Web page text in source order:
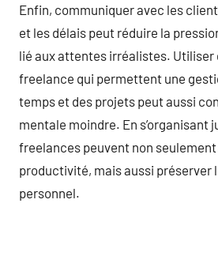
Enfin, communiquer avec les
et les délais peut réduire la
lié aux attentes irréalistes. Utiliser
freelance qui permettent une
temps et des projets peut aussi
mentale moindre. En s’organisant
freelances peuvent non
productivité, mais aussi préserver
personnel.